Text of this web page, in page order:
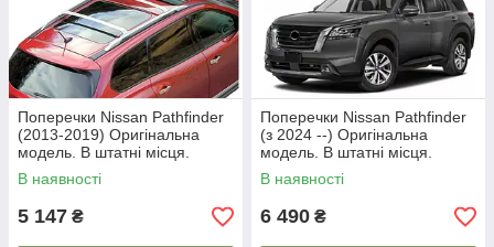
Поперечки Nissan Pathfinder
(2013-2019) Оригінальна
модель. В штатні місця.
В наявності
5 147 ₴
Поперечки Nissan Pathfinder
(з 2024 --) Оригінальна
модель. В штатні місця.
В наявності
6 490 ₴